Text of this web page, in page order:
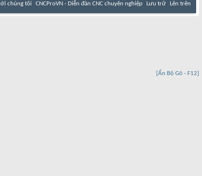
chúng tôi CNCProVN - Diễn đàn CNC chuyên nghiệp Lưu trữ Lên trên
[Ẩn Bộ Gõ - F12]